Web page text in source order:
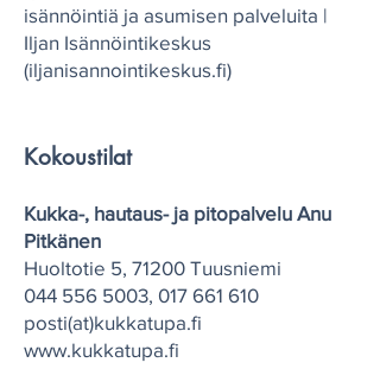
isännöintiä ja asumisen palveluita |
Iljan Isännöintikeskus
(iljanisannointikeskus.fi)
Kokoustilat
Kukka-, hautaus- ja pitopalvelu Anu
Pitkänen
Huoltotie 5, 71200 Tuusniemi
044 556 5003, 017 661 610
posti(at)kukkatupa.fi
www.kukkatupa.fi